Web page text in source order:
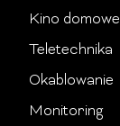
Kino domowe
Teletechnika
Okablowanie
Monitoring